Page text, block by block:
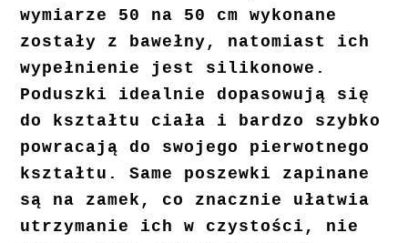
wymiarze 50 na 50 cm wykonane
zostały z bawełny, natomiast ich
wypełnienie jest silikonowe.
Poduszki idealnie dopasowują się
do kształtu ciała i bardzo szybko
powracają do swojego pierwotnego
kształtu. Same poszewki zapinane
są na zamek, co znacznie ułatwia
utrzymanie ich w czystości, nie